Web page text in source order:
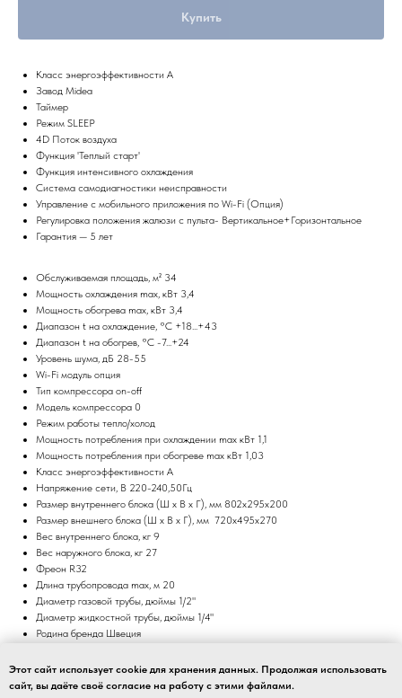
Этот сайт использует cookie для хранения данных. Продолжая использовать
сайт, вы даёте своё согласие на работу с этими файлами.
Купить
Класс энергоэффективности А
Завод Midea
Таймер
Режим SLEEP
4D Поток воздуха
Функция 'Теплый старт'
Функция интенсивного охлаждения
Система самодиагностики неисправности
Управление c мобильного приложения по Wi-Fi (Опция)
Регулировка положения жалюзи с пульта- Вертикальное+Горизонтальное
Гарантия — 5 лет
Обслуживаемая площадь, м² 34
Мощность охлаждения max, кВт 3,4
Мощность обогрева max, кВт 3,4
Диапазон t на охлаждение, °C +18...+43
Диапазон t на обогрев, °C -7...+24
Уровень шума, дБ 28-55
Wi-Fi модуль опция
Тип компрессора on-off
Модель компрессора 0
Режим работы тепло/холод
Мощность потребления при охлаждении max кВт 1,1
Мощность потребления при обогреве max кВт 1,03
Класс энергоэффективности A
Напряжение сети, В 220-240,50Гц
Размер внутреннего блока (Ш x В x Г), мм 802x295x200
Размер внешнего блока (Ш x В x Г), мм 720x495x270
Вес внутреннего блока, кг 9
Вес наружного блока, кг 27
Фреон R32
Длина трубопровода max, м 20
Диаметр газовой трубы, дюймы 1/2"
Диаметр жидкостной трубы, дюймы 1/4"
Родина бренда Швеция
Гарантия 5 лет
Серия кондиционеров Electrolux Smartline